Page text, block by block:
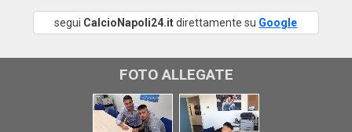
segui CalcioNapoli24.itdirettamente su Google
FOTO ALLEGATE